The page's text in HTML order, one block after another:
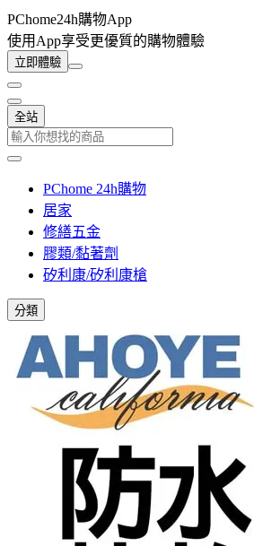
PChome24h購物App
使用App享受更優質的購物體驗
立即體驗
全站
PChome 24h購物
居家
修繕五金
膠類/黏著劑
矽利康/矽利康槍
分類